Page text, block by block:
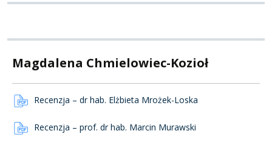
Magdalena Chmielowiec-Kozioł
Recenzja – dr hab. Elżbieta Mrożek-Loska
Recenzja – prof. dr hab. Marcin Murawski